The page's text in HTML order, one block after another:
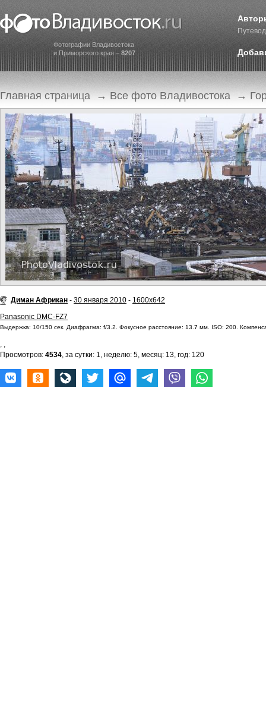
Фотографии Владивостока
и Приморского края – 8207
Главная страница → Все фото Владивостока →
Диман Африкан - 30 января 2010 - 1600x642
Panasonic DMC-FZ7
Выдержка: 10/150 сек. Диафрагма: f/3.2. Фокусное расстояние: 13.7 мм. ISO: 200.
, ,
Просмотров: 4534, за сутки: 1, неделю: 5, месяц: 13, год: 120